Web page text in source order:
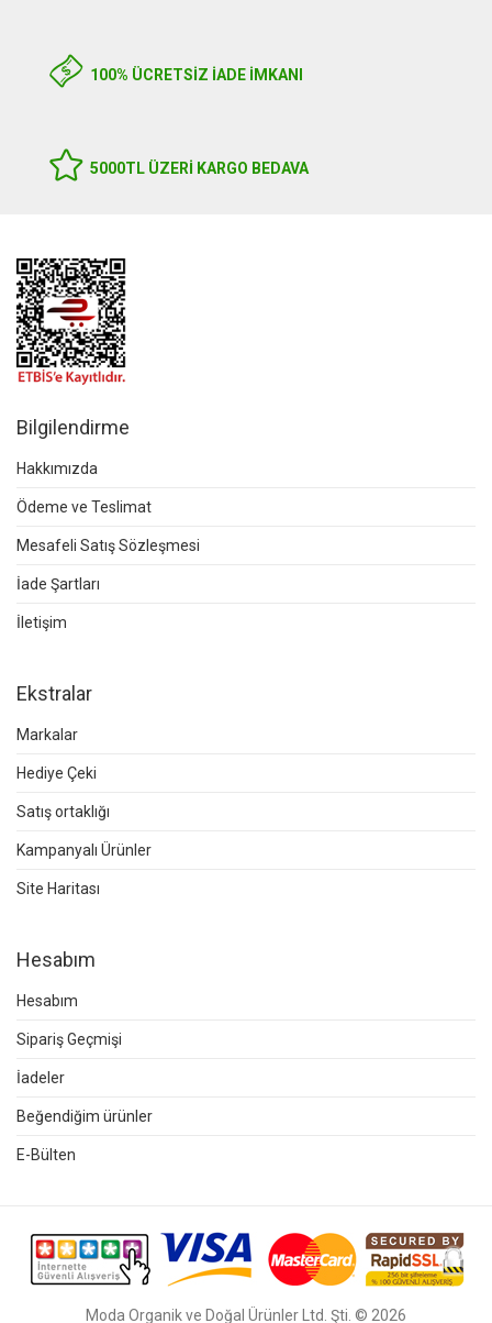
100% ÜCRETSİZ İADE İMKANI
5000TL ÜZERI KARGO BEDAVA
Bilgilendirme
Hakkımızda
Ödeme ve Teslimat
Mesafeli Satış Sözleşmesi
İade Şartları
İletişim
Ekstralar
Markalar
Hediye Çeki
Satış ortaklığı
Kampanyalı Ürünler
Site Haritası
Hesabım
Hesabım
Sipariş Geçmişi
İadeler
Beğendiğim ürünler
E-Bülten
Moda Organik ve Doğal Ürünler Ltd. Şti. © 2026